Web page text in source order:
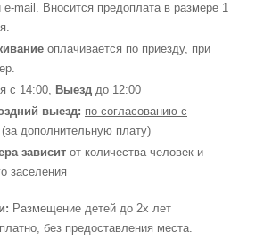
mail. Вносится предоплата в размере 1
оплачивается по приезду, при
с 14:00, Выезд до 12:00
выезд: по согласованию с
(за дополнительную плату)
зависит от количества человек и
заселения
Размещение детей до 2х лет
без предоставления места.